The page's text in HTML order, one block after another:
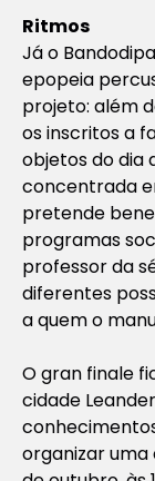
Ritmos
Já o
epopeia
projeto: além
os inscritos a
objetos do dia
concentrada
pretende
programas
professor da
diferentes
a quem o
O gran finale
cidade
organizar uma